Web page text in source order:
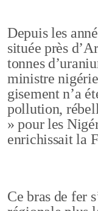
Depuis les
située près
tonnes
ministre
gisement n’a
pollution,
» pour les
enrichissait la
Ce bras de fer